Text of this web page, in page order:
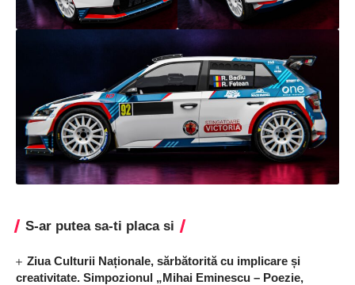
S-ar putea sa-ti placa si
Ziua Culturii Naționale, sărbătorită cu implicare și
creativitate. Simpozionul „Mihai Eminescu – Poezie,